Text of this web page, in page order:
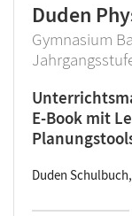
Duden
Gymnasium
E-Book mit
Duden